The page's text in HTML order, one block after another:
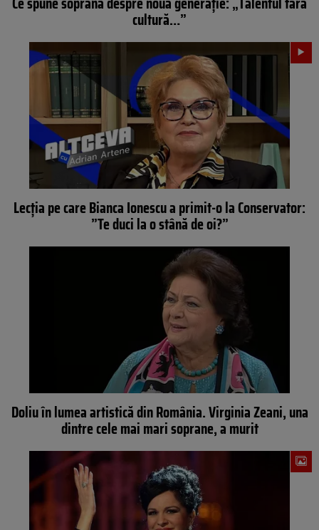
cultură…”
Lecția pe care Bianca Ionescu a primit-o la Conservator:
”Te duci la o stână de oi?”
Doliu în lumea artistică din România. Virginia Zeani, una
dintre cele mai mari soprane, a murit